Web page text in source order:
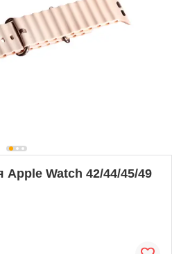
Watch 42/44/45/49